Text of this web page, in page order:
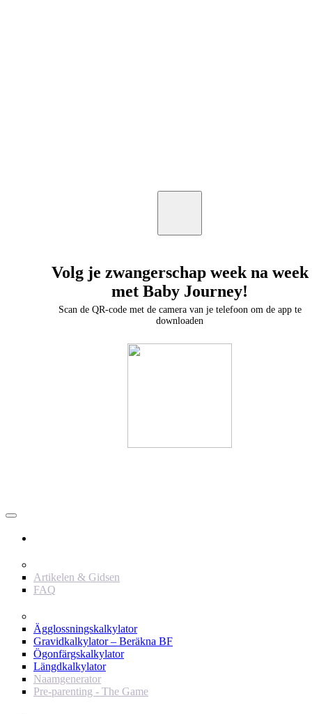
Volg je zwangerschap week na week
met Baby Journey!
Scan de QR-code met de camera van je telefoon om de app te
downloaden
Artikelen & Gidsen
FAQ
Ägglossningskalkylator
Gravidkalkylator – Beräkna BF
Ögonfärgskalkylator
Längdkalkylator
Naamgenerator
Pre-parenting - The Game